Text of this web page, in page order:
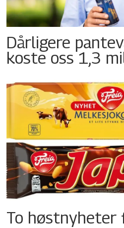
Dårligere
koste oss 1,3
To høstnyheter